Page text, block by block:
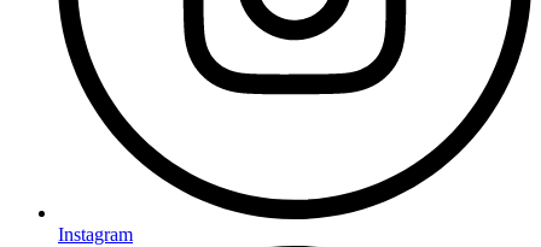
Instagram